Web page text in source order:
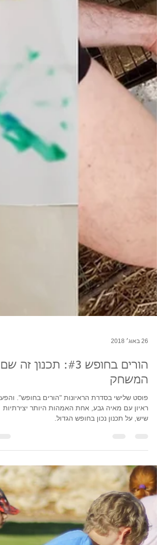
הורים בחופש #3: תכנון זה שם
המשחק
פוסט שלישי בסדרת הראיונות "הורים בחופש".
ראיון עם מאיה גבע, אחת האמהות היותר יצירתיות
שיש, על תכנון נכון בחופש הגדול.